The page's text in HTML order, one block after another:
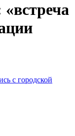
с городской